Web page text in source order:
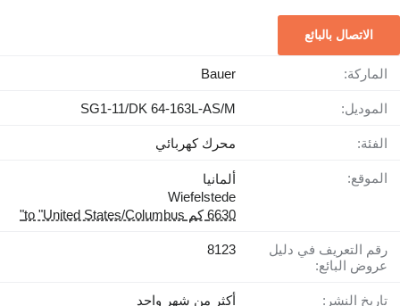
الاتصال بالبائع
الماركة: Bauer
الموديل: SG1-11/DK 64-163L-AS/M
الفئة: محرك كهربائي
الموقع:
ألمانيا
Wiefelstede
6630 كم to "United States/Columbus"
رقم التعريف في دليل
عروض البائع:
8123
تاريخ النشر: أكثر من شهر واحد